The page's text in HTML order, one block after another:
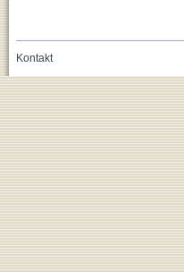
Kontakt